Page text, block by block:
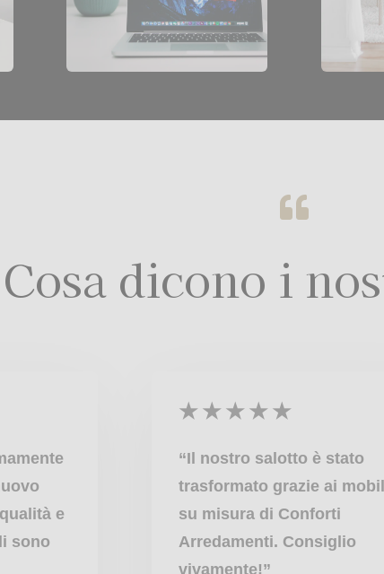

Cosa dicono i
e
sono
★★★★★
“Il nostro salotto è stato
trasformato grazie ai
su misura di Conforti
Arredamenti. Consiglio
vivamente!”